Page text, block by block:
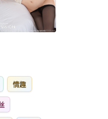
情趣